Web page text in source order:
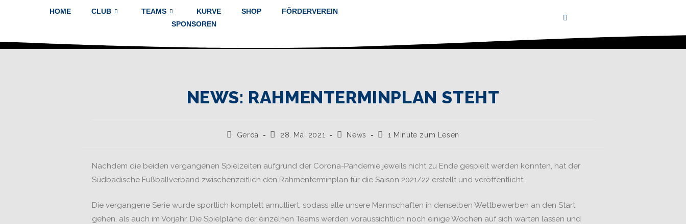
HOME CLUB TEAMS KURVE SHOP
FÖRDERVEREIN
SPONSOREN
NEWS: RAHMENTERMINPLAN STEHT
Gerda 28. Mai 2021 News 1 Minute zum Lesen
Nachdem die beiden vergangenen Spielzeiten aufgrund der Corona-Pandemie jeweils nicht zu Ende gespielt werden konnten, hat der
Südbadische Fußballverband zwischenzeitlich den Rahmenterminplan für die Saison 2021/22 erstellt und veröffentlicht.
Die vergangene Serie wurde sportlich komplett annulliert, sodass alle unsere Mannschaften in denselben Wettbewerben an den Start
gehen, als auch im Vorjahr. Die Spielpläne der einzelnen Teams werden voraussichtlich noch einige Wochen auf sich warten lassen und